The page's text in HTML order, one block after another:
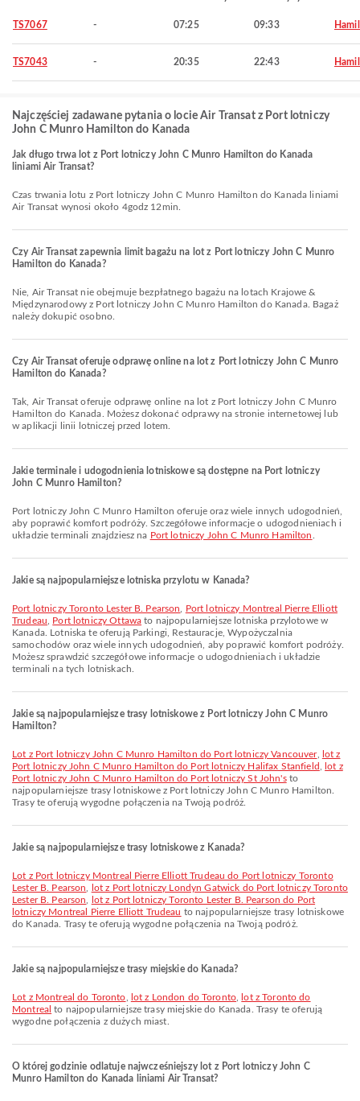
TS7067 - 07:25 09:33
TS7043 - 20:35 22:43
Najczęściej zadawane pytania o locie Air Transat z Port lotniczy
John C Munro Hamilton do Kanada
Jak długo trwa lot z Port lotniczy John C Munro Hamilton do Kanada
liniami Air Transat?
Czas trwania lotu z Port lotniczy John C Munro Hamilton do Kanada liniami
Air Transat wynosi około 4godz 12min.
Czy Air Transat zapewnia limit bagażu na lot z Port lotniczy John C Munro
Hamilton do Kanada?
Nie, Air Transat nie obejmuje bezpłatnego bagażu na lotach Krajowe &
Międzynarodowy z Port lotniczy John C Munro Hamilton do Kanada. Bagaż
należy dokupić osobno.
Czy Air Transat oferuje odprawę online na lot z Port lotniczy John C Munro
Hamilton do Kanada?
Tak, Air Transat oferuje odprawę online na lot z Port lotniczy John C Munro
Hamilton do Kanada. Możesz dokonać odprawy na stronie internetowej lub
w aplikacji linii lotniczej przed lotem.
Jakie terminale i udogodnienia lotniskowe są dostępne na Port lotniczy
John C Munro Hamilton?
Port lotniczy John C Munro Hamilton oferuje oraz wiele innych udogodnień,
aby poprawić komfort podróży. Szczegółowe informacje o udogodnieniach i
układzie terminali znajdziesz na Port lotniczy John C Munro Hamilton
Jakie są najpopularniejsze lotniska przylotu w Kanada?
Port lotniczy Toronto Lester B. Pearson
Port lotniczy Montreal Pierre Elliott
Trudeau
Port lotniczy Ottawa to najpopularniejsze lotniska przylotowe w
Kanada. Lotniska te oferują Parkingi, Restauracje, Wypożyczalnia
samochodów oraz wiele innych udogodnień, aby poprawić komfort podróży.
Możesz sprawdzić szczegółowe informacje o udogodnieniach i układzie
terminali na tych lotniskach.
Jakie są najpopularniejsze trasy lotniskowe z Port lotniczy John C Munro
Hamilton?
lot z Port lotniczy John C Munro Hamilton do Port lotniczy Vancouver,
lot z
Port lotniczy John C Munro Hamilton do Port lotniczy Halifax Stanfield
lot z
Port lotniczy John C Munro Hamilton do Port lotniczy St John'sto
najpopularniejsze trasy lotniskowe z Port lotniczy John C Munro Hamilton.
Trasy te oferują wygodne połączenia na Twoją podróż.
Jakie są najpopularniejsze trasy lotniskowe z Kanada?
lot z Port lotniczy Montreal Pierre Elliott Trudeau do Port lotniczy Toronto
Lester B. Pearson
lot z Port lotniczy Londyn Gatwick do Port lotniczy Toronto
Lester B. Pearson
lot z Port lotniczy Toronto Lester B. Pearson do Port
lotniczy Montreal Pierre Elliott Trudeau to najpopularniejsze trasy lotniskowe
do Kanada. Trasy te oferują wygodne połączenia na Twoją podróż.
Jakie są najpopularniejsze trasy miejskie do Kanada?
lot z Montreal do Toronto lot z London do Toronto
lot z Toronto do
Montreal to najpopularniejsze trasy miejskie do Kanada. Trasy te oferują
wygodne połączenia z dużych miast.
O której godzinie odlatuje najwcześniejszy lot z Port lotniczy John C
Munro Hamilton do Kanada liniami Air Transat?